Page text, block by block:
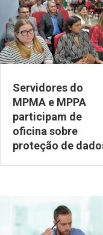
Servidores do
MPMA e MPPA
participam de
oficina sobre
proteção de